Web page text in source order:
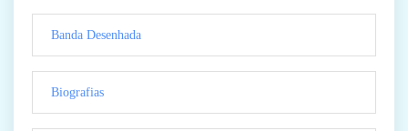
Banda Desenhada
Biografias